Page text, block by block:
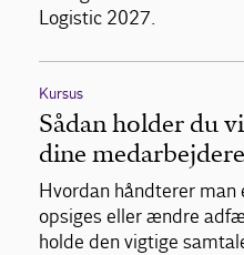
Logistic 2027.
Kursus
Sådan holder du
dine medarbejdere
Hvordan håndterer
opsiges eller ændre
holde den vigtige